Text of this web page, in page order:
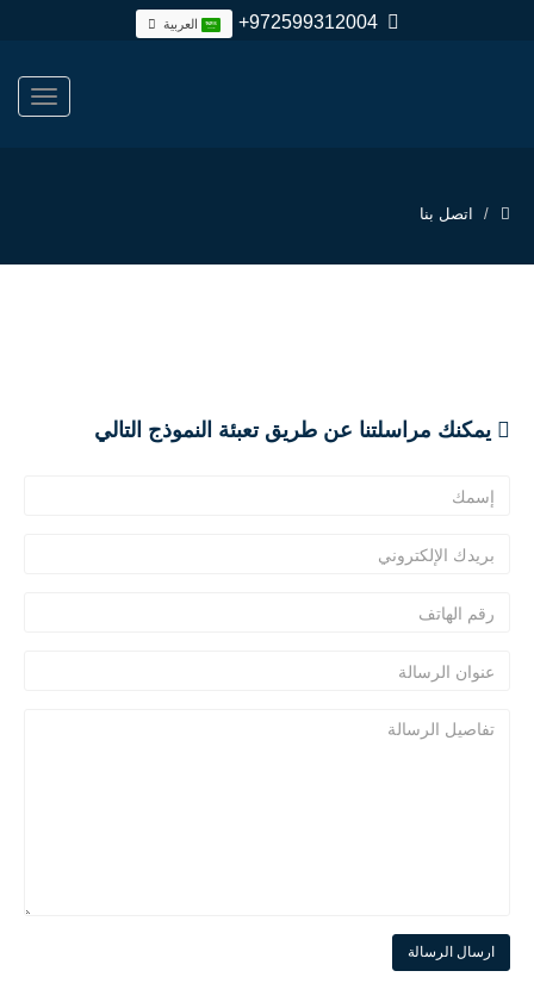
+972599312004
اتصل بنا
يمكنك مراسلتنا عن طريق تعبئة النموذج التالي
ارسال الرسالة